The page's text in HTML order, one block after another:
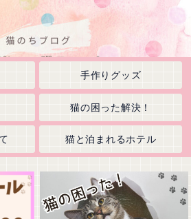
手作りグッズ
猫の困った解決！
猫と泊まれるホテル